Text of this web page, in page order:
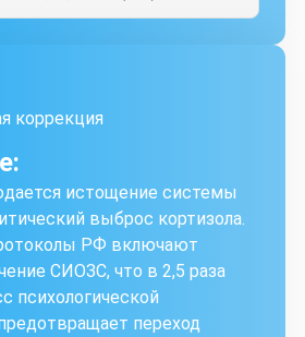
коррекция
истощение системы
выброс кортизола.
РФ включают
СИОЗС, что в 2,5 раза
психологической
переход